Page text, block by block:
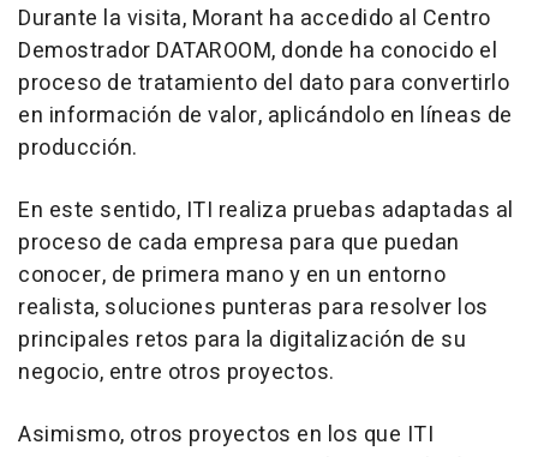
Durante la visita, Morant ha accedido al Centro
Demostrador DATAROOM, donde ha conocido el
proceso de tratamiento del dato para convertirlo
en información de valor, aplicándolo en líneas de
producción.
En este sentido, ITI realiza pruebas adaptadas al
proceso de cada empresa para que puedan
conocer, de primera mano y en un entorno
realista, soluciones punteras para resolver los
principales retos para la digitalización de su
negocio, entre otros proyectos.
Asimismo, otros proyectos en los que ITI